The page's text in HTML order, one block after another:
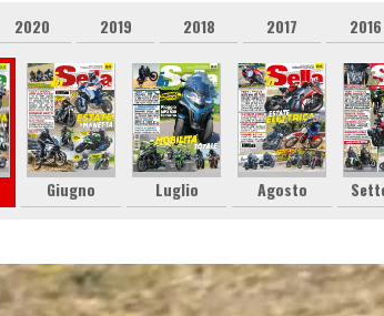
2020 2019 2018 2017 2016
Giugno Luglio Agosto